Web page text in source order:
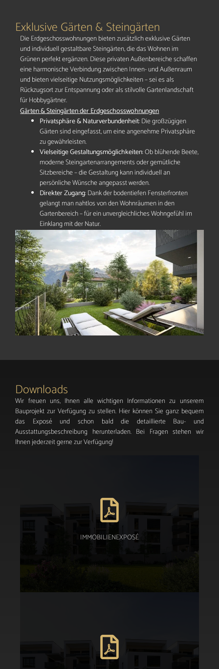
Exklusive Gärten & Steingärten
Die Erdgeschosswohnungen bieten zusätzlich exklusive Gärten
und individuell gestaltbare Steingärten, die das Wohnen im
Grünen perfekt ergänzen. Diese privaten Außenbereiche schaffen
eine harmonische Verbindung zwischen Innen- und Außenraum
und bieten vielseitige Nutzungsmöglichkeiten – sei es als
Rückzugsort zur Entspannung oder als stilvolle Gartenlandschaft
für Hobbygärtner.
Gärten & Steingärten der Erdgeschosswohnungen
Privatsphäre & Naturverbundenheit: Die großzügigen
Gärten sind eingefasst, um eine angenehme Privatsphäre
zu gewährleisten.
Vielseitige Gestaltungsmöglichkeiten: Ob blühende Beete,
moderne Steingartenarrangements oder gemütliche
Sitzbereiche – die Gestaltung kann individuell an
persönliche Wünsche angepasst werden.
Direkter Zugang: Dank der bodentiefen Fensterfronten
gelangt man nahtlos von den Wohnräumen in den
Gartenbereich – für ein unvergleichliches Wohngefühl im
Einklang mit der Natur.
Downloads
Wir freuen uns, Ihnen alle wichtigen Informationen zu unserem
Bauprojekt zur Verfügung zu stellen. Hier können Sie ganz bequem
das Exposé und schon bald die detaillierte Bau- und
Ausstattungsbeschreibung herunterladen. Bei Fragen stehen wir
Ihnen jederzeit gerne zur Verfügung!
IMMOBILIENEXPOSÉ
IMMOBILIENEXPOSÉ
Download PDF
Download PDF